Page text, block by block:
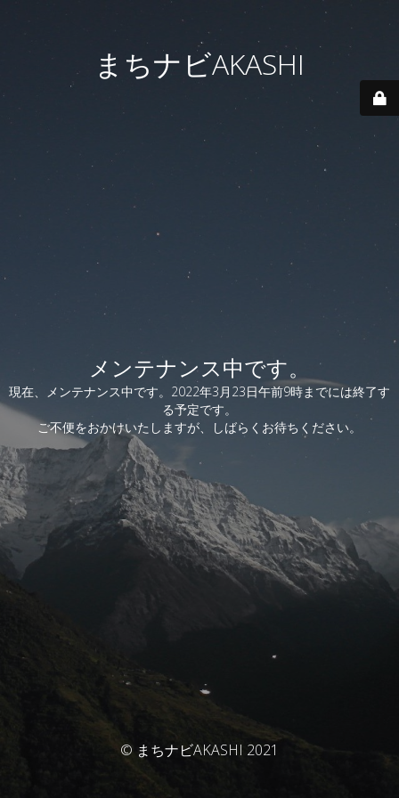
まちナビAKASHI
メンテナンス中です。
現在、メンテナンス中です。2022年3月23日午前9時までには終了す
る予定です。
ご不便をおかけいたしますが、しばらくお待ちください。
© まちナビAKASHI 2021